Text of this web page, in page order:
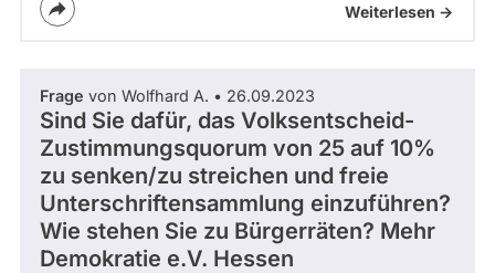
Weiterlesen ->
Frage von Wolfhard A. • 26.09.2023
Sind Sie dafür, das Volksentscheid-
Zustimmungsquorum von 25 auf 10%
zu senken/zu streichen und freie
Unterschriftensammlung einzuführen?
Wie stehen Sie zu Bürgerräten? Mehr
Demokratie e.V. Hessen